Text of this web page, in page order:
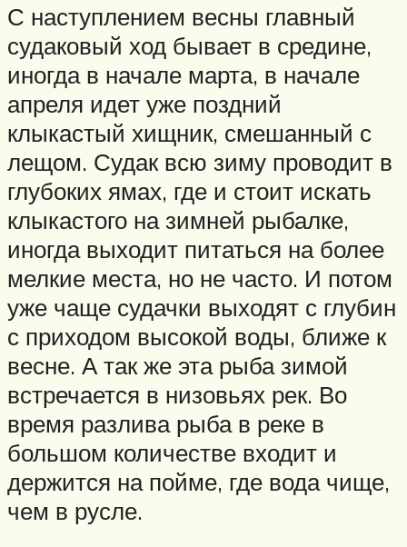
С наступлением весны главный
судаковый ход бывает в средине,
иногда в начале марта, в начале
апреля идет уже поздний
клыкастый хищник, смешанный с
лещом. Судак всю зиму проводит в
глубоких ямах, где и стоит искать
клыкастого на зимней рыбалке,
иногда выходит питаться на более
мелкие места, но не часто. И потом
уже чаще судачки выходят с глубин
с приходом высокой воды, ближе к
весне. А так же эта рыба зимой
встречается в низовьях рек. Во
время разлива рыба в реке в
большом количестве входит и
держится на пойме, где вода чище,
чем в русле.